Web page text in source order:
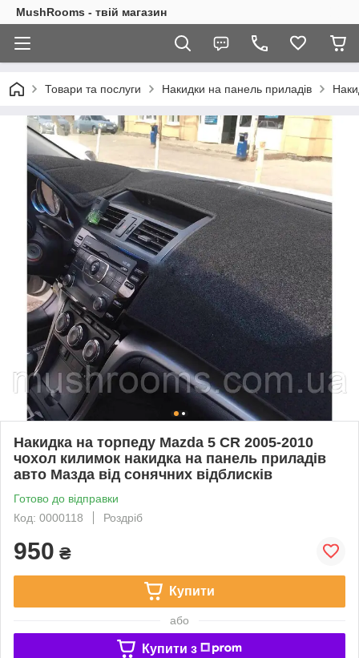
MushRooms - твій магазин
Товари та послуги Накидки на панель приладів
Накидка на торпеду Mazda 5 CR 2005-2010
чохол килимок накидка на панель приладів
авто Мазда від сонячних відблисків
Готово до відправки
Код: 0000118
Роздріб
950 ₴
Купити
або
Купити з